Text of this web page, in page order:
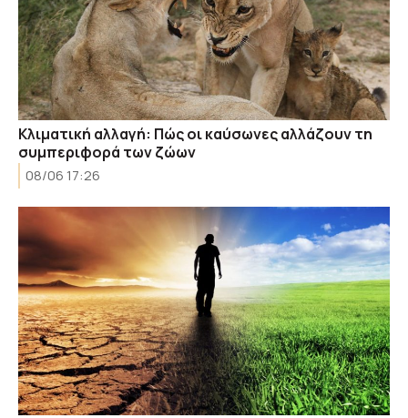
Κλιματική αλλαγή: Πώς οι καύσωνες αλλάζουν τη
συμπεριφορά των ζώων
08/06 17:26